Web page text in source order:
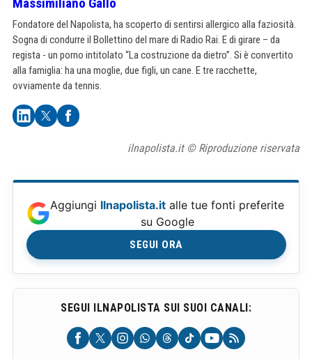
Fondatore del Napolista, ha scoperto di sentirsi allergico alla faziosità.
Sogna di condurre il Bollettino del mare di Radio Rai. E di girare – da
regista - un porno intitolato “La costruzione da dietro”. Si è convertito
alla famiglia: ha una moglie, due figli, un cane. E tre racchette,
ovviamente da tennis.
ilnapolista.it © Riproduzione riservata
Aggiungi Ilnapolista.it alle tue fonti preferite
su Google
SEGUI ORA
SEGUI ILNAPOLISTA SUI SUOI CANALI: